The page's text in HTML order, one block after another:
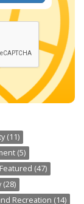
(11)
(5)
Featured (47)
(28)
Recreation (14)